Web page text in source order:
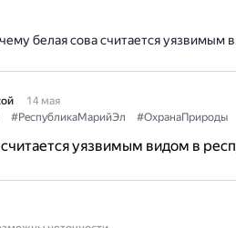
белая сова считается уязвимым
14 мая
#РеспубликаМарийЭл #ОхранаПрироды
уязвимым видом в